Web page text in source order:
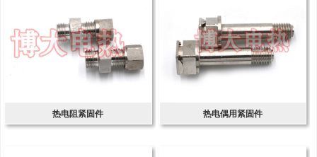
热电阻紧固件 热电偶用紧固件